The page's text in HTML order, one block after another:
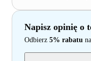
Napisz opinię o
Odbierz 5% rabatu